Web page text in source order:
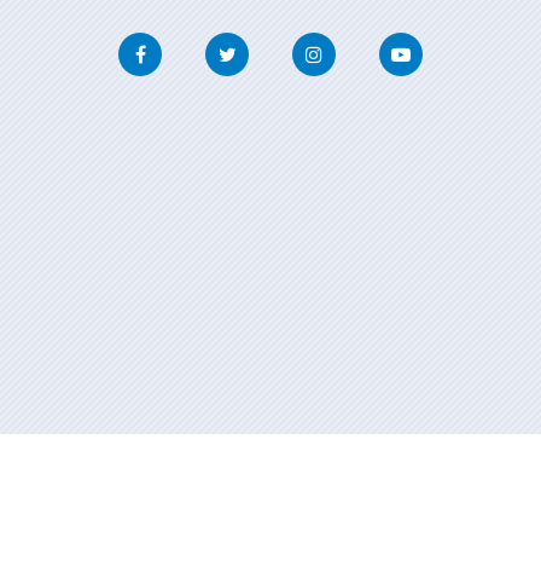
FacebookTwitter InstagramYoutube